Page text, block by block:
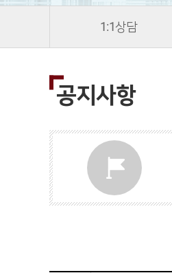
1:1상담
공지사항